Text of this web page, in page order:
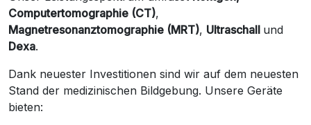
Computertomographie (CT),
Magnetresonanztomographie (MRT), Ultraschall und
Dexa.
Dank neuester Investitionen sind wir auf dem neuesten
Stand der medizinischen Bildgebung. Unsere Geräte
bieten: